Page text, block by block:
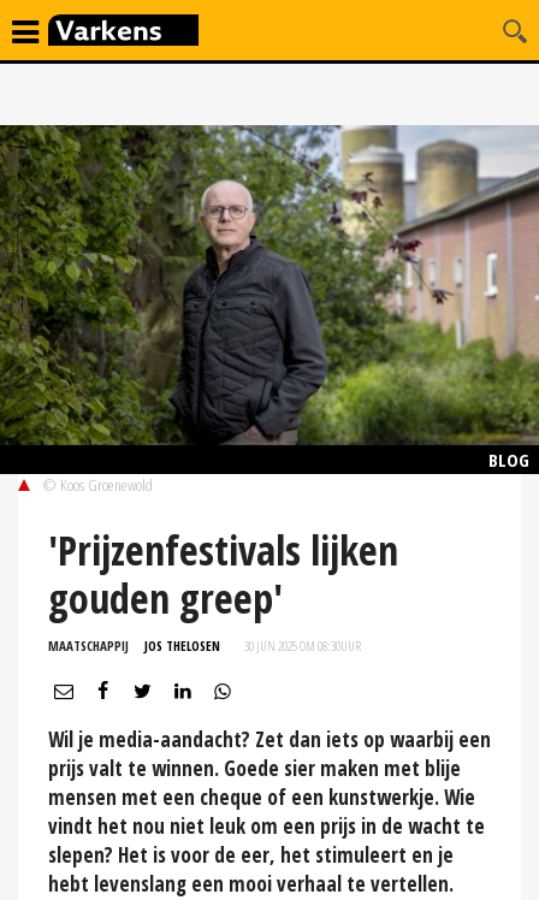
BLOG
© Koos Groenewold
'Prijzenfestivals lijken
gouden greep'
MAATSCHAPPIJ JOS THELOSEN 30 JUN 2025 OM 08:30UUR
Wil je media-aandacht? Zet dan iets op waarbij een
prijs valt te winnen. Goede sier maken met blije
mensen met een cheque of een kunstwerkje. Wie
vindt het nou niet leuk om een prijs in de wacht te
slepen? Het is voor de eer, het stimuleert en je
hebt levenslang een mooi verhaal te vertellen.